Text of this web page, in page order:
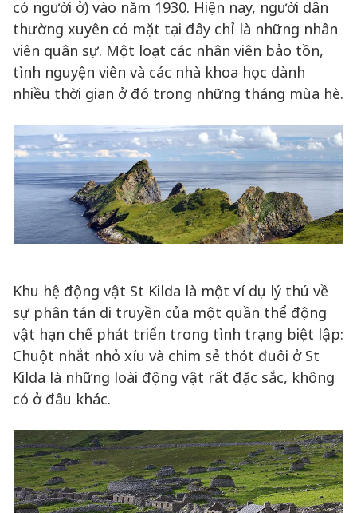
có người ở) vào năm 1930. Hiện nay, người dân
thường xuyên có mặt tại đây chỉ là những nhân
viên quân sự. Một loạt các nhân viên bảo tồn,
tình nguyện viên và các nhà khoa học dành
nhiều thời gian ở đó trong những tháng mùa hè.
Khu hệ động vật St Kilda là một ví dụ lý thú về
sự phân tán di truyền của một quần thể động
vật hạn chế phát triển trong tình trạng biệt lập:
Chuột nhắt nhỏ xíu và chim sẻ thót đuôi ở St
Kilda là những loài động vật rất đặc sắc, không
có ở đâu khác.